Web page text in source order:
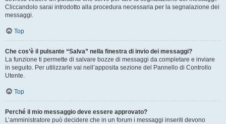
Cliccandolo sarai introdotto alla procedura necessaria per la segnalazione dei
messaggi.
Top
Che cos’è il pulsante “Salva” nella finestra di invio dei messaggi?
La funzione ti permette di salvare bozze di messaggi da completare e inviare
in seguito. Per utilizzarle vai nell’apposita sezione del Pannello di Controllo
Utente.
Top
Perché il mio messaggio deve essere approvato?
L’amministratore può decidere che in un forum i messaggi inseriti devono